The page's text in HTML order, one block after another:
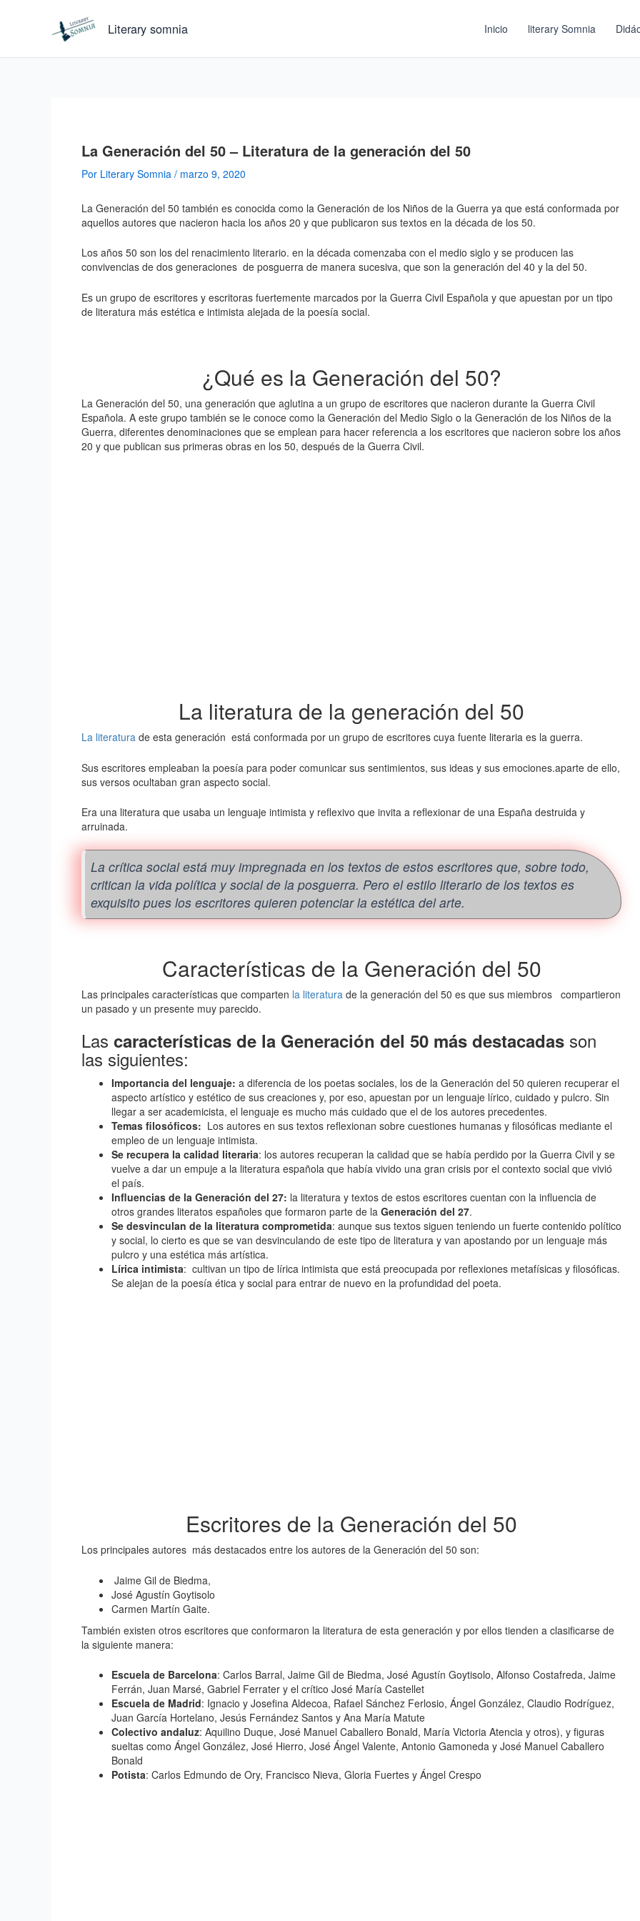
Literary somnia Inicio literary Somnia
La Generación del 50 – Literatura de la generación del 50
Por Literary Somnia / marzo 9, 2020
La Generación del 50 también es conocida como la Generación de los Niños de la Guerra ya que está conformada por
aquellos autores que nacieron hacia los años 20 y que publicaron sus textos en la década de los 50.
Los años 50 son los del renacimiento literario. en la década comenzaba con el medio siglo y se producen las
convivencias de dos generaciones de posguerra de manera sucesiva, que son la generación del 40 y la del 50.
Es un grupo de escritores y escritoras fuertemente marcados por la Guerra Civil Española y que apuestan por un tipo
de literatura más estética e intimista alejada de la poesía social.
¿Qué es la Generación del 50?
La Generación del 50, una generación que aglutina a un grupo de escritores que nacieron durante la Guerra Civil
Española. A este grupo también se le conoce como la Generación del Medio Siglo o la Generación de los Niños de la
Guerra, diferentes denominaciones que se emplean para hacer referencia a los escritores que nacieron sobre los años
20 y que publican sus primeras obras en los 50, después de la Guerra Civil.
La literatura de la generación del 50
La literatura de esta generación está conformada por un grupo de escritores cuya fuente literaria es la guerra.
Sus escritores empleaban la poesía para poder comunicar sus sentimientos, sus ideas y sus emociones.aparte de ello,
sus versos ocultaban gran aspecto social.
Era una literatura que usaba un lenguaje intimista y reflexivo que invita a reflexionar de una España destruida y
arruinada.
La crítica social está muy impregnada en los textos de estos escritores que, sobre todo,
critican la vida política y social de la posguerra. Pero el estilo literario de los textos es
exquisito pues los escritores quieren potenciar la estética del arte.
Características de la Generación del 50
Las principales características que comparten la literatura de la generación del 50 es que sus miembros compartieron
un pasado y un presente muy parecido.
Las características de la Generación del 50 más destacadas son
las siguientes:
Importancia del lenguaje: a diferencia de los poetas sociales, los de la Generación del 50 quieren recuperar el
aspecto artístico y estético de sus creaciones y, por eso, apuestan por un lenguaje lírico, cuidado y pulcro. Sin
llegar a ser academicista, el lenguaje es mucho más cuidado que el de los autores precedentes.
Temas filosóficos: Los autores en sus textos reflexionan sobre cuestiones humanas y filosóficas mediante el
empleo de un lenguaje intimista.
Se recupera la calidad literaria: los autores recuperan la calidad que se había perdido por la Guerra Civil y se
vuelve a dar un empuje a la literatura española que había vivido una gran crisis por el contexto social que vivió
el país.
Influencias de la Generación del 27: la literatura y textos de estos escritores cuentan con la influencia de
otros grandes literatos españoles que formaron parte de la Generación del 27.
Se desvinculan de la literatura comprometida: aunque sus textos siguen teniendo un fuerte contenido político
y social, lo cierto es que se van desvinculando de este tipo de literatura y van apostando por un lenguaje más
pulcro y una estética más artística.
Lírica intimista: cultivan un tipo de lírica intimista que está preocupada por reflexiones metafísicas y filosóficas.
Se alejan de la poesía ética y social para entrar de nuevo en la profundidad del poeta.
Escritores de la Generación del 50
Los principales autores más destacados entre los autores de la Generación del 50 son:
Jaime Gil de Biedma,
José Agustín Goytisolo
Carmen Martín Gaite.
También existen otros escritores que conformaron la literatura de esta generación y por ellos tienden a clasificarse de
la siguiente manera:
Escuela de Barcelona: Carlos Barral, Jaime Gil de Biedma, José Agustín Goytisolo, Alfonso Costafreda, Jaime
Ferrán, Juan Marsé, Gabriel Ferrater y el crítico José María Castellet
Escuela de Madrid: Ignacio y Josefina Aldecoa, Rafael Sánchez Ferlosio, Ángel González, Claudio Rodríguez,
Juan García Hortelano, Jesús Fernández Santos y Ana María Matute
Colectivo andaluz: Aquilino Duque, José Manuel Caballero Bonald, María Victoria Atencia y otros), y figuras
sueltas como Ángel González, José Hierro, José Ángel Valente, Antonio Gamoneda y José Manuel Caballero
Bonald
Potista: Carlos Edmundo de Ory, Francisco Nieva, Gloria Fuertes y Ángel Crespo